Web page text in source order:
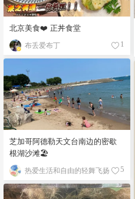
北京美食❤️ 正丼食堂
布丢爱布丁 1
芝加哥阿德勒天文台南边的密歇
根湖沙滩🏖️
热爱生活和自由的轻舞飞扬 5